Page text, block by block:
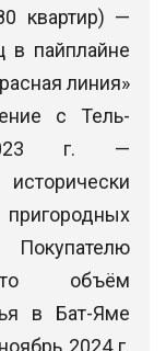
квартир) —
в пайплайне
линия»
с Тель-
г. —
объём
в Бат-Яме
2024 г.